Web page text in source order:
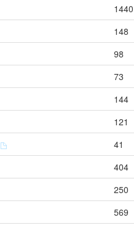
1440
148
98
73
144
121
41
404
250
569